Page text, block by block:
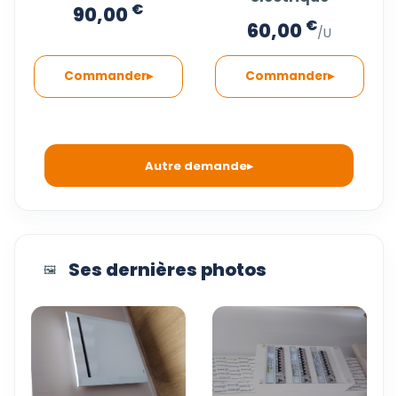
90,00 €
Commander
60,00 €/U
Commander
Autre demande
🖼️ Ses dernières photos